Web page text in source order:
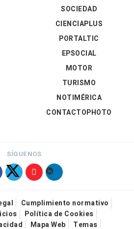
SOCIEDAD
CIENCIAPLUS
PORTALTIC
EPSOCIAL
MOTOR
TURISMO
NOTIMÉRICA
CONTACTOPHOTO
SÍGUENOS
Cumplimiento normativo
Política de Cookies
Mapa Web Temas